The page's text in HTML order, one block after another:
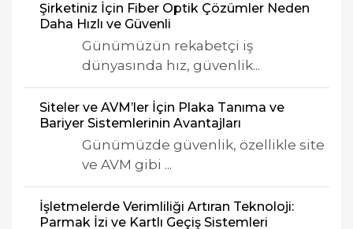
Şirketiniz İçin Fiber Optik Çözümler Neden
Daha Hızlı ve Güvenli
Günümüzün rekabetçi iş
dünyasında hız, güvenlik...
Siteler ve AVM’ler İçin Plaka Tanıma ve
Bariyer Sistemlerinin Avantajları
Günümüzde güvenlik, özellikle site
ve AVM gibi ...
İşletmelerde Verimliliği Artıran Teknoloji:
Parmak İzi ve Kartlı Geçiş Sistemleri